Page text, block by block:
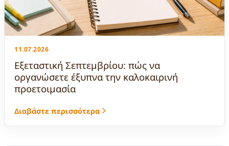
11.07.2026
Εξεταστική Σεπτεμβρίου: πώς να
οργανώσετε έξυπνα την καλοκαιρινή
προετοιμασία
Διαβάστε περισσότερα